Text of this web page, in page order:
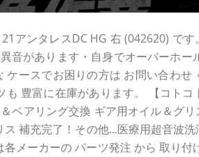
アンタレスDC HG 右 (042620) です
音があります・自身でオーバーホー
ケースでお困りの方は お問い合わせ
豊富に在庫があります。 【コトコ
ベアリング交換 ギア用オイル＆グリ
補充完了！その他...医療用超音波
メーカーの パーツ発注 から 取り付